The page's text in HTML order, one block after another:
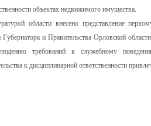
объектах недвижимого имущества.
области внесено представление
и Правительства Орловской
требований к служебному
к дисциплинарной ответственности